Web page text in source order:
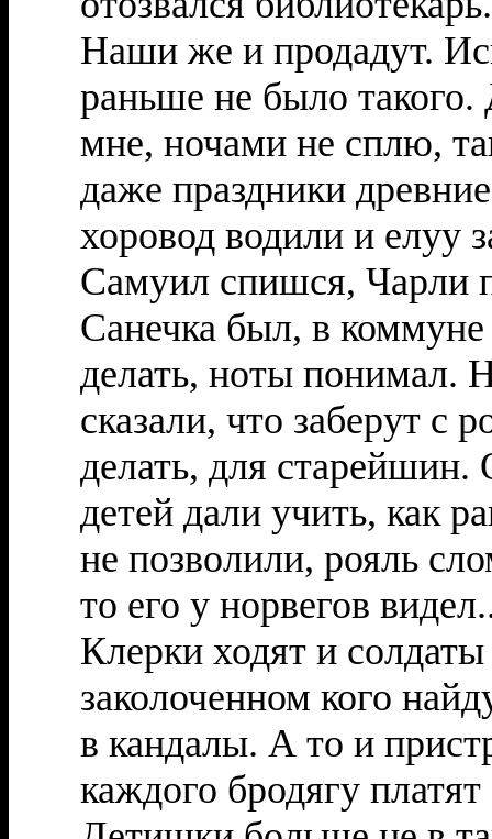
Наши же и продадут.
раньше не было
мне, ночами не сплю,
даже праздники
хоровод водили и елуу
Самуил спишся, Чарли
Санечка был, в
делать, ноты понимал.
сказали, что заберут с
делать, для старейшин.
детей дали учить, как
не позволили, рояль
то его у норвегов
Клерки ходят и
заколоченном кого
в кандалы. А то и
каждого бродягу